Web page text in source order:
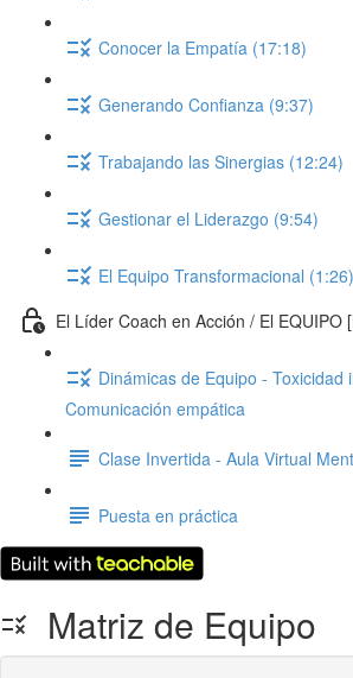
Conocer la Empatía (17:18)
Generando Confianza (9:37)
Trabajando las Sinergias (12:24)
Gestionar el Liderazgo (9:54)
El Equipo Transformacional (1:26)
El Líder Coach en Acción / El EQUIPO
Dinámicas de Equipo - Toxicidad
Comunicación empática
Clase Invertida - Aula Virtual
Puesta en práctica
Matriz de Equipo